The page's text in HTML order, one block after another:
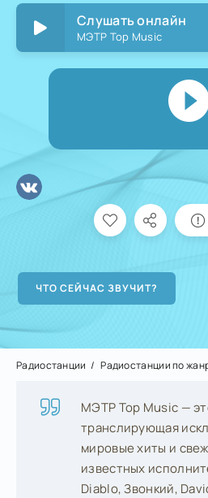
Слушать онлайн
МЭТР Top Music
Радиостанции Радиостанции по
МЭТР Top Music —
транслирующая
мировые хиты и
известных
Diablo, Звонкий,